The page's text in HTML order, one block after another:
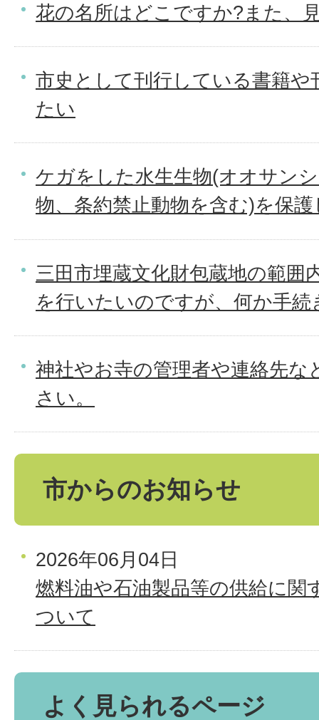
花の名所はどこですか?また、
市史として刊行している書籍や
たい
ケガをした水生生物(オオサン
物、条約禁止動物を含む)を保
三田市埋蔵文化財包蔵地の範囲
を行いたいのですが、何か手
神社やお寺の管理者や連絡先
さい。
市からのお知らせ
2026年06月04日
燃料油や石油製品等の供給に関
ついて
よく見られるページ